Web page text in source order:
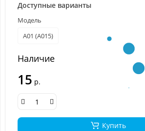
Доступные варианты
Модель
A01 (A015)
Наличие
15 р.
Купить